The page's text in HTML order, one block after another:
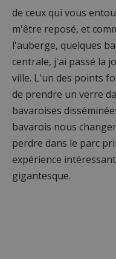
de ceux qui vous
m'être reposé, et
l'auberge, quelques
centrale, j'ai passé la
ville. L'un des points
de prendre un verre
bavaroises
bavarois nous
perdre dans le parc
expérience
gigantesque.